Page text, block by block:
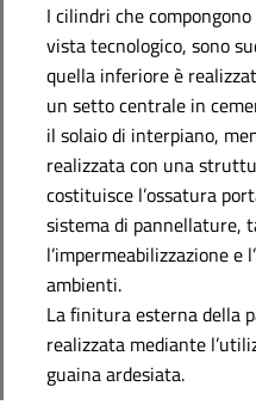
I cilindri che
vista tecnologico, sono
quella inferiore è
un setto centrale in
il solaio di interpiano,
realizzata con una
costituisce l’ossatura
sistema di pannellature,
l’impermeabilizzazione e
ambienti.
La finitura esterna della
realizzata mediante
guaina ardesiata.